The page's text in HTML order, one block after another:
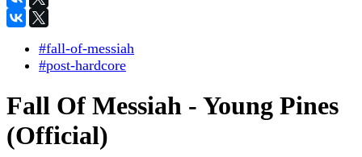
#fall-of-messiah
#post-hardcore
Fall Of Messiah - Young Pines
(Official)